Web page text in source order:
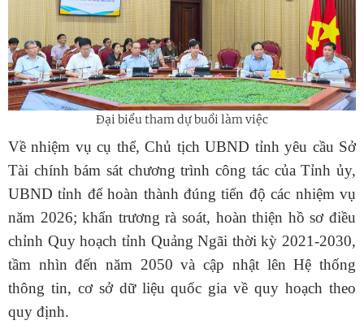
Đại biểu tham dự buổi làm việc
Về nhiệm vụ cụ thể, Chủ tịch UBND tỉnh yêu cầu Sở
Tài chính bám sát chương trình công tác của Tỉnh ủy,
UBND tỉnh để hoàn thành đúng tiến độ các nhiệm vụ
năm 2026; khẩn trương rà soát, hoàn thiện hồ sơ điều
chỉnh Quy hoạch tỉnh Quảng Ngãi thời kỳ 2021-2030,
tầm nhìn đến năm 2050 và cập nhật lên Hệ thống
thông tin, cơ sở dữ liệu quốc gia về quy hoạch theo
quy định.